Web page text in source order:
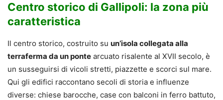
Centro storico di Gallipoli: la zona più
caratteristica
Il centro storico, costruito su un’isola collegata alla
terraferma da un ponte arcuato risalente al XVII secolo, è
un susseguirsi di vicoli stretti, piazzette e scorci sul mare.
Qui gli edifici raccontano secoli di storia e influenze
diverse: chiese barocche, case con balconi in ferro battuto,